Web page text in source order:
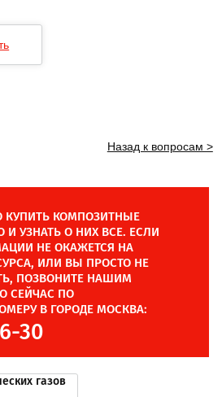
Назад к вопросам >
КУПИТЬ КОМПОЗИТНЫЕ
УЗНАТЬ О НИХ ВСЕ. ЕСЛИ
НЕ ОКАЖЕТСЯ НА
ИЛИ ВЫ ПРОСТО НЕ
ПОЗВОНИТЕ НАШИМ
СЕЙЧАС ПО
В ГОРОДЕ МОСКВА:
30